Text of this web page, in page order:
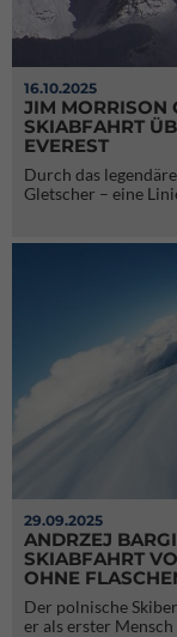
16.10.2025
JIM MORRISON
SKIABFAHRT
EVEREST
Durch das
Gletscher – eine
29.09.2025
ANDRZEJ
SKIABFAHRT
OHNE
Der polnische
er als erster